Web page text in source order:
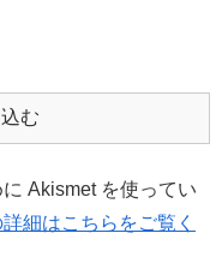
む
Akismet を使ってい
細はこちらをご覧く